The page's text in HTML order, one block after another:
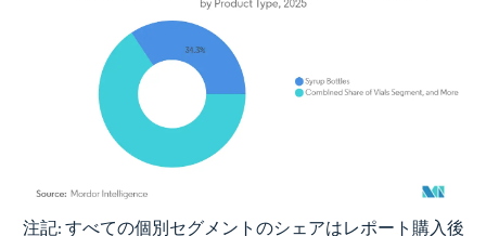
注記: すべての個別セグメントのシェアはレポート購入後